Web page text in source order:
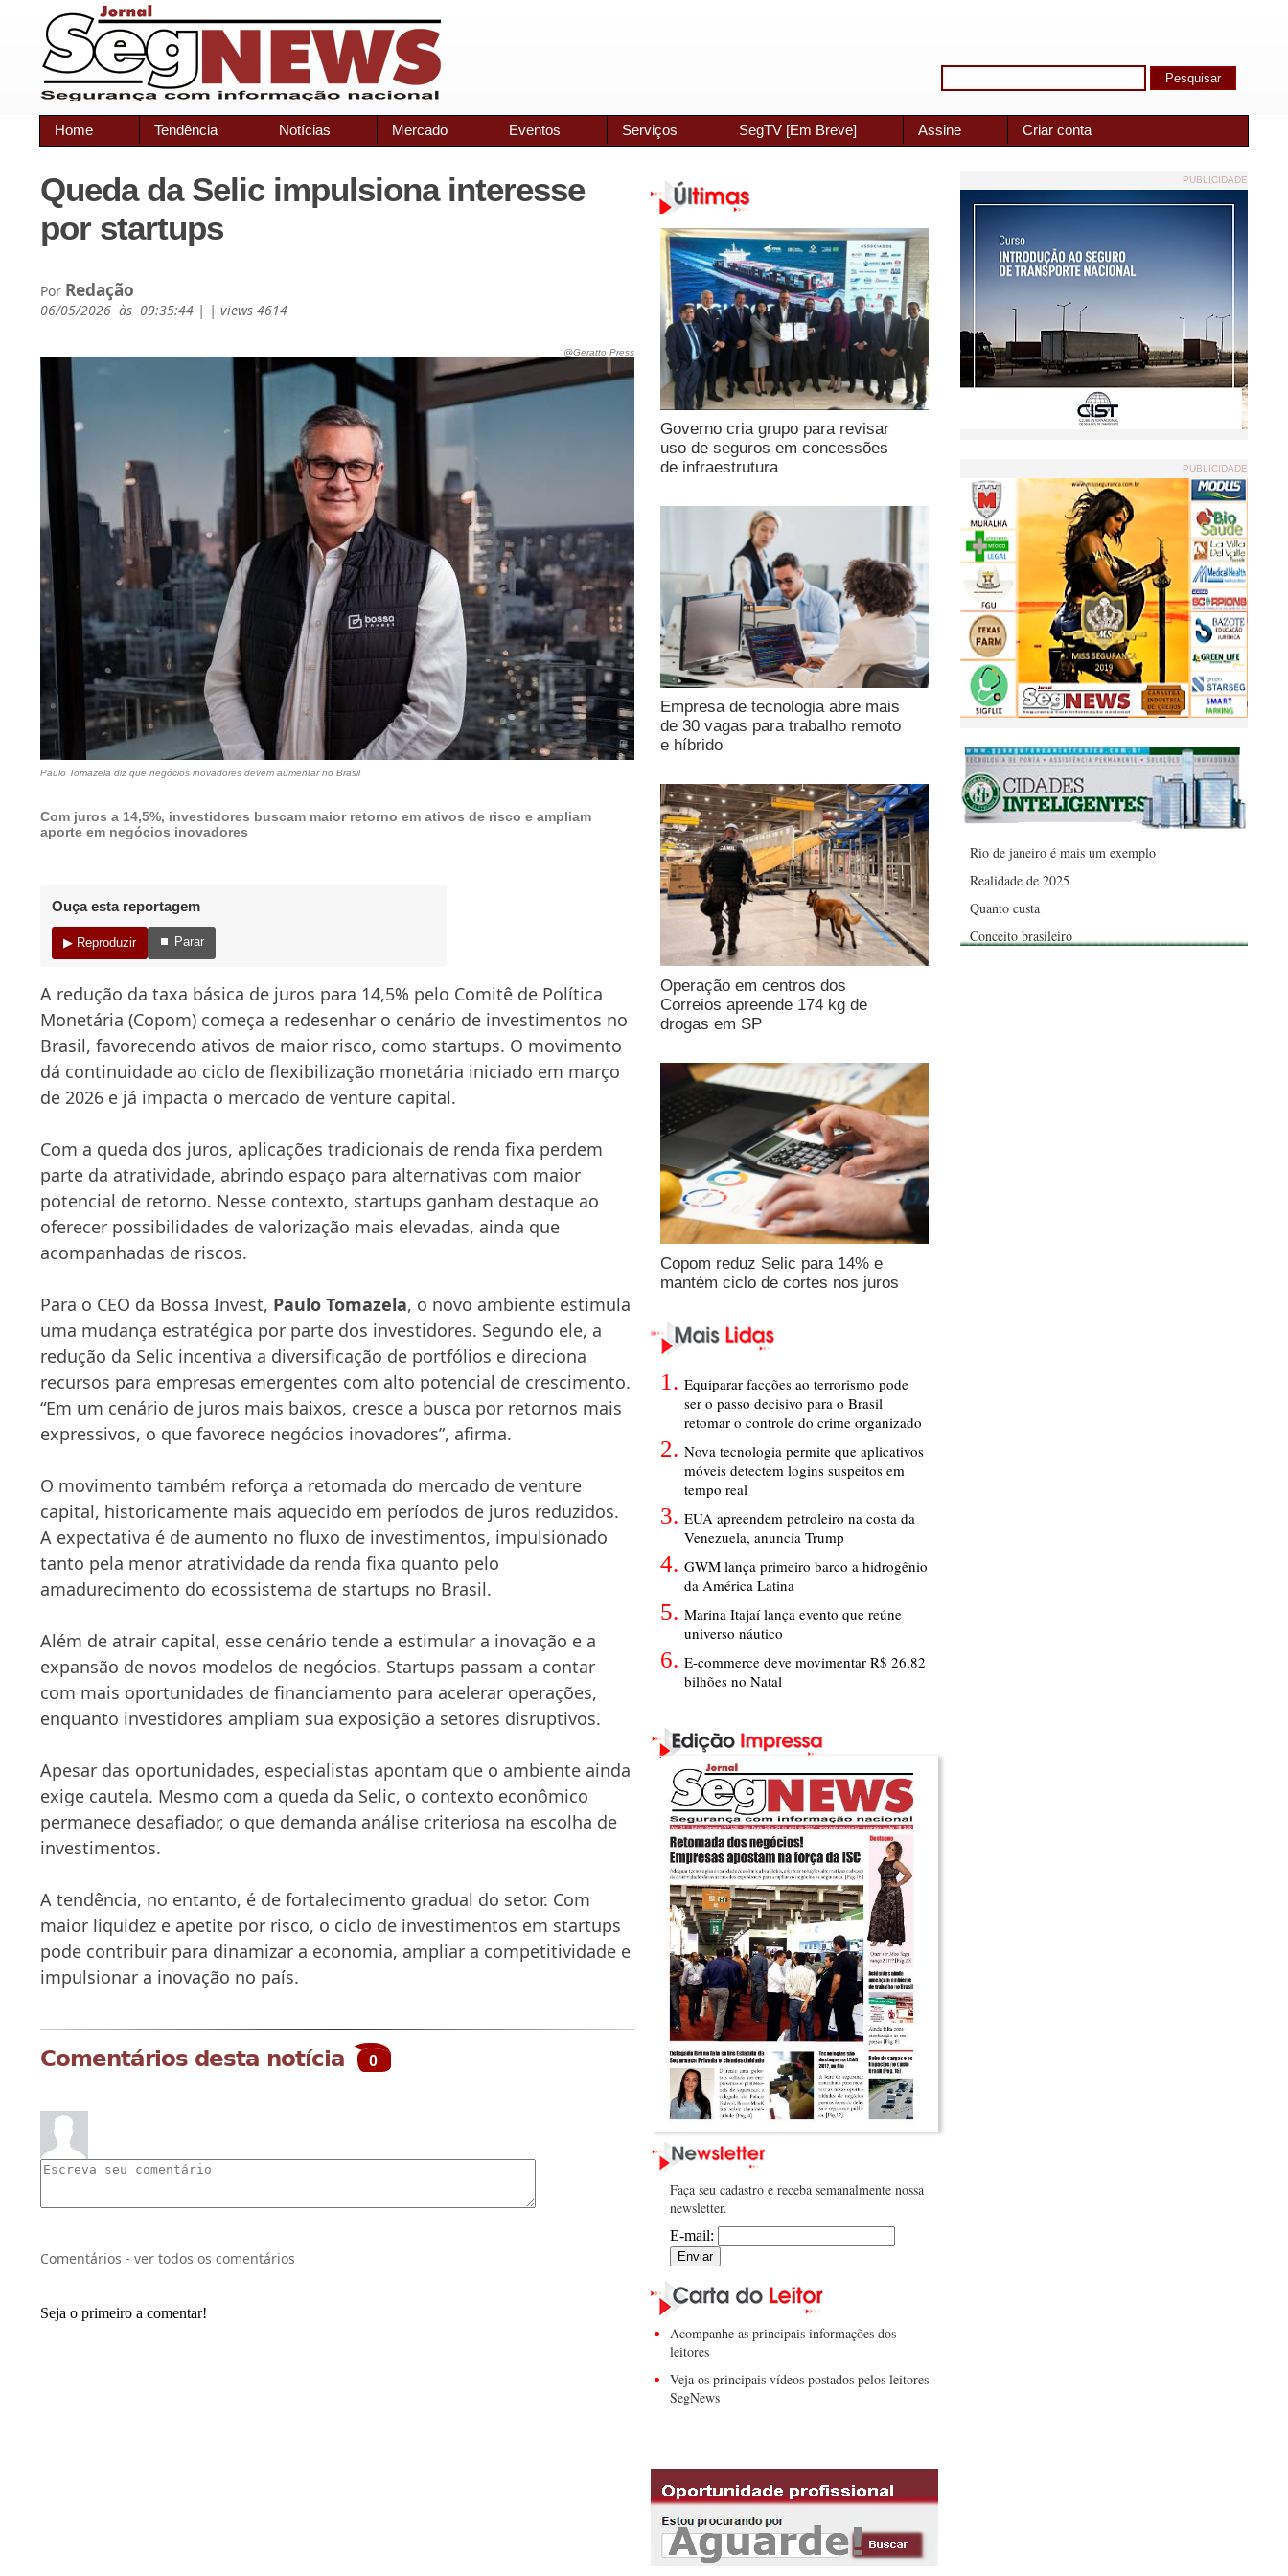
Home Tendência Notícias Mercado Eventos Serviços SegTV [Em Breve] Assine Criar conta
Queda da Selic impulsiona interesse
por startups
Por Redação
06/05/2026 às 09:35:44 | | views 4614
@Geratto Press
Paulo Tomazela diz que negócios inovadores devem aumentar no Brasil
Com juros a 14,5%, investidores buscam maior retorno em ativos de risco e ampliam
aporte em negócios inovadores
Ouça esta reportagem
▶ Reproduzir ⏹ Parar
A redução da taxa básica de juros para 14,5% pelo Comitê de Política
Monetária (Copom) começa a redesenhar o cenário de investimentos no
Brasil, favorecendo ativos de maior risco, como startups. O movimento
dá continuidade ao ciclo de flexibilização monetária iniciado em março
de 2026 e já impacta o mercado de venture capital.
Com a queda dos juros, aplicações tradicionais de renda fixa perdem
parte da atratividade, abrindo espaço para alternativas com maior
potencial de retorno. Nesse contexto, startups ganham destaque ao
oferecer possibilidades de valorização mais elevadas, ainda que
acompanhadas de riscos.
Para o CEO da Bossa Invest, Paulo Tomazela, o novo ambiente estimula
uma mudança estratégica por parte dos investidores. Segundo ele, a
redução da Selic incentiva a diversificação de portfólios e direciona
recursos para empresas emergentes com alto potencial de crescimento.
“Em um cenário de juros mais baixos, cresce a busca por retornos mais
expressivos, o que favorece negócios inovadores”, afirma.
O movimento também reforça a retomada do mercado de venture
capital, historicamente mais aquecido em períodos de juros reduzidos.
A expectativa é de aumento no fluxo de investimentos, impulsionado
tanto pela menor atratividade da renda fixa quanto pelo
amadurecimento do ecossistema de startups no Brasil.
Além de atrair capital, esse cenário tende a estimular a inovação e a
expansão de novos modelos de negócios. Startups passam a contar
com mais oportunidades de financiamento para acelerar operações,
enquanto investidores ampliam sua exposição a setores disruptivos.
Apesar das oportunidades, especialistas apontam que o ambiente ainda
exige cautela. Mesmo com a queda da Selic, o contexto econômico
permanece desafiador, o que demanda análise criteriosa na escolha de
investimentos.
A tendência, no entanto, é de fortalecimento gradual do setor. Com
maior liquidez e apetite por risco, o ciclo de investimentos em startups
pode contribuir para dinamizar a economia, ampliar a competitividade e
impulsionar a inovação no país.
Comentários desta notícia 0
Comentários - ver todos os comentários
Seja o primeiro a comentar!
Governo cria grupo para revisar
uso de seguros em concessões
de infraestrutura
Empresa de tecnologia abre mais
de 30 vagas para trabalho remoto
e híbrido
Operação em centros dos
Correios apreende 174 kg de
drogas em SP
Copom reduz Selic para 14% e
mantém ciclo de cortes nos juros
Equiparar facções ao terrorismo pode
ser o passo decisivo para o Brasil
retomar o controle do crime organizado
Nova tecnologia permite que aplicativos
móveis detectem logins suspeitos em
tempo real
EUA apreendem petroleiro na costa da
Venezuela, anuncia Trump
GWM lança primeiro barco a hidrogênio
da América Latina
Marina Itajaí lança evento que reúne
universo náutico
E-commerce deve movimentar R$ 26,82
bilhões no Natal
Faça seu cadastro e receba semanalmente nossa
newsletter.
E-mail:
Acompanhe as principais informações dos
leitores
Veja os principais vídeos postados pelos leitores
SegNews
PUBLICIDADE
PUBLICIDADE
Rio de janeiro é mais um exemplo
Realidade de 2025
Quanto custa
Conceito brasileiro